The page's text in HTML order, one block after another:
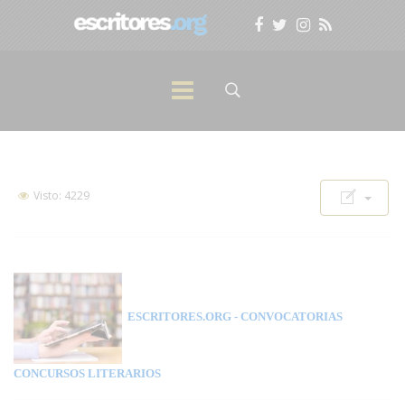
Visto: 4229
ESCRITORES.ORG - CONVOCATORIAS
CONCURSOS LITERARIOS